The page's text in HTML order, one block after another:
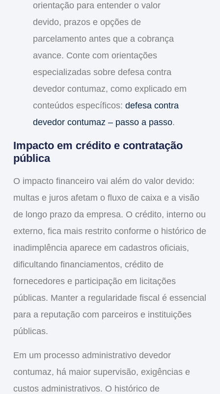
orientação para entender o valor
devido, prazos e opções de
parcelamento antes que a cobrança
avance. Conte com orientações
especializadas sobre defesa contra
devedor contumaz, como explicado em
conteúdos específicos: defesa contra
devedor contumaz – passo a passo.
Impacto em crédito e contratação
pública
O impacto financeiro vai além do valor devido:
multas e juros afetam o fluxo de caixa e a visão
de longo prazo da empresa. O crédito, interno ou
externo, fica mais restrito conforme o histórico de
inadimplência aparece em cadastros oficiais,
dificultando financiamentos, crédito de
fornecedores e participação em licitações
públicas. Manter a regularidade fiscal é essencial
para a reputação com parceiros e instituições
públicas.
Em um processo administrativo devedor
contumaz, há maior supervisão, exigências e
custos administrativos. O histórico de